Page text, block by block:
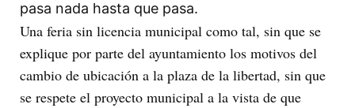
pasa nada hasta que pasa.
Una feria sin licencia municipal como tal, sin que se
explique por parte del ayuntamiento los motivos del
cambio de ubicación a la plaza de la libertad, sin que
se respete el proyecto municipal a la vista de que